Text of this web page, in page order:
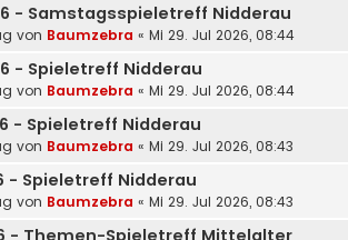
- Samstagsspieletreff Nidderau
von Baumzebra « Mi 29. Jul 2026, 08:44
- Spieletreff Nidderau
von Baumzebra « Mi 29. Jul 2026, 08:44
- Spieletreff Nidderau
von Baumzebra « Mi 29. Jul 2026, 08:43
- Spieletreff Nidderau
von Baumzebra « Mi 29. Jul 2026, 08:43